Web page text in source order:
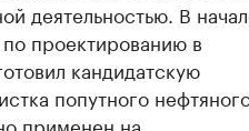
деятельностью. В
проектированию в
кандидатскую
попутного
применен на